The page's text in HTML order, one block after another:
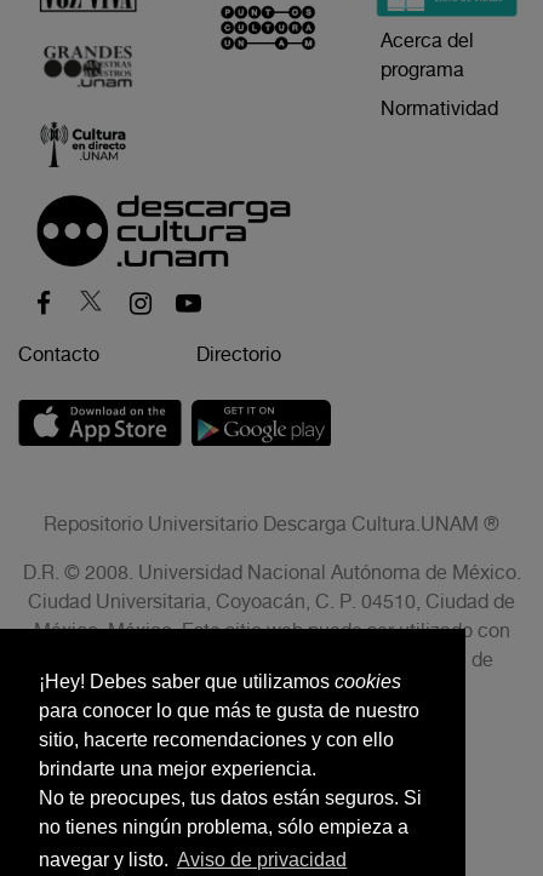
¡Hey! Debes saber que utilizamos cookies
para conocer lo que más te gusta de nuestro
sitio, hacerte recomendaciones y con ello
brindarte una mejor experiencia.
No te preocupes, tus datos están seguros. Si
no tienes ningún problema, sólo empieza a
navegar y listo. Aviso de privacidad
Acerca del
programa
Normatividad
Contacto Directorio
Repositorio Universitario Descarga Cultura.UNAM ®
D.R. © 2008. Universidad Nacional Autónoma de México.
Ciudad Universitaria, Coyoacán, C. P. 04510, Ciudad de
México, México. Este sitio web puede ser utilizado con
fines no lucrativos siempre que se cite la fuente de
conformidad con el AVISO LEGAL.